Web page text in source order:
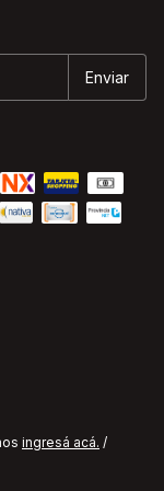
ingresá acá. /